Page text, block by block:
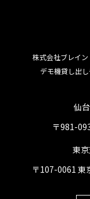
株式会社ブレイ
デモ機貸し出
仙
〒981-
東
〒107-0061 東